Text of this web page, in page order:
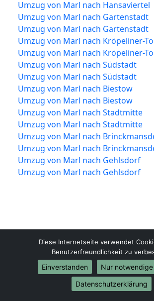
Umzug von Marl nach Hansaviertel
Umzug von Marl nach Gartenstadt
Umzug von Marl nach Gartenstadt
Umzug von Marl nach Kröpeliner-
Umzug von Marl nach Kröpeliner-
Umzug von Marl nach Südstadt
Umzug von Marl nach Südstadt
Umzug von Marl nach Biestow
Umzug von Marl nach Biestow
Umzug von Marl nach Stadtmitte
Umzug von Marl nach Stadtmitte
Umzug von Marl nach
Umzug von Marl nach
Umzug von Marl nach Gehlsdorf
Umzug von Marl nach Gehlsdorf
Marl-Umzugsfirma.de
Diese Internetseite verwendet
Benutzerfreundlichkeit zu
Einverstanden
Nur
Datenschutzerklärung